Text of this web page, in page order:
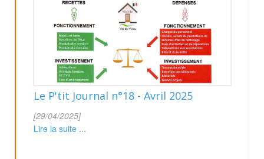
Le P'tit Journal n°18 - Avril 2025
[29/04/2025]
Lire la suite ...